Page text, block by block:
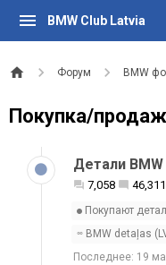
BMW Club Latvia
Форум BMW
Покупка/
Детали BMW
7,058 46,311
Покупают
BMW detaļas
19